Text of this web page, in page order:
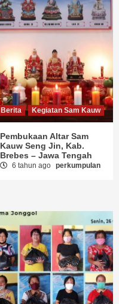
Berita Kegiatan Sam Kauw
Pembukaan Altar Sam
Kauw Seng Jin, Kab.
Brebes – Jawa Tengah
6 tahun ago perkumpulan